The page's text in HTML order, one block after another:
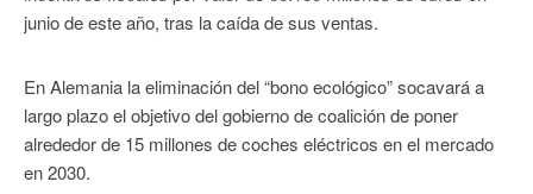
junio de este año, tras la caída de sus ventas.
En Alemania la eliminación del “bono ecológico” socavará a
largo plazo el objetivo del gobierno de coalición de poner
alrededor de 15 millones de coches eléctricos en el mercado
en 2030.